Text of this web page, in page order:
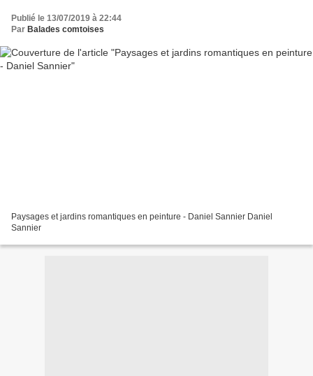
Publié le 13/07/2019 à 22:44
Par Balades comtoises
Paysages et jardins romantiques en peinture - Daniel Sannier Daniel
Sannier